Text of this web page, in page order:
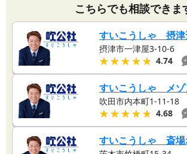
こちらでも相談できま
すいこうしゃ 摂津
摂津市一津屋3-10-6
★★★★★
★★★★★ 4.74
すいこうしゃ メゾ
吹田市内本町1-11-18
★★★★★
★★★★★ 4.68
すいこうしゃ 斎場